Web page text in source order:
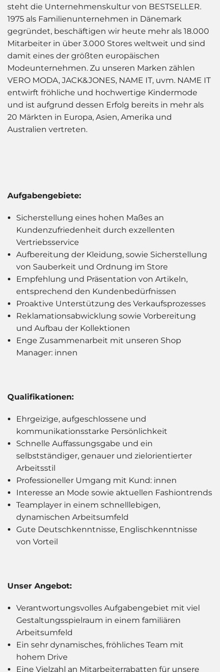
steht die Unternehmenskultur von BESTSELLER.
1975 als Familienunternehmen in Dänemark
gegründet, beschäftigen wir heute mehr als 18.000
Mitarbeiter in über 3.000 Stores weltweit und sind
damit eines der größten europäischen
Modeunternehmen. Zu unseren Marken zählen
VERO MODA, JACK&JONES, NAME IT, uvm. NAME IT
entwirft fröhliche und hochwertige Kindermode
und ist aufgrund dessen Erfolg bereits in mehr als
20 Märkten in Europa, Asien, Amerika und
Australien vertreten.
Aufgabengebiete:
Sicherstellung eines hohen Maßes an
Kundenzufriedenheit durch exzellenten
Vertriebsservice
Aufbereitung der Kleidung, sowie Sicherstellung
von Sauberkeit und Ordnung im Store
Empfehlung und Präsentation von Artikeln,
entsprechend den Kundenbedürfnissen
Proaktive Unterstützung des Verkaufsprozesses
Reklamationsabwicklung sowie Vorbereitung
und Aufbau der Kollektionen
Enge Zusammenarbeit mit unseren Shop
Manager: innen
Qualifikationen:
Ehrgeizige, aufgeschlossene und
kommunikationsstarke Persönlichkeit
Schnelle Auffassungsgabe und ein
selbstständiger, genauer und zielorientierter
Arbeitsstil
Professioneller Umgang mit Kund: innen
Interesse an Mode sowie aktuellen Fashiontrends
Teamplayer in einem schnelllebigen,
dynamischen Arbeitsumfeld
Gute Deutschkenntnisse, Englischkenntnisse
von Vorteil
Unser Angebot:
Verantwortungsvolles Aufgabengebiet mit viel
Gestaltungsspielraum in einem familiären
Arbeitsumfeld
Ein sehr dynamisches, fröhliches Team mit
hohem Drive
Eine Vielzahl an Mitarbeiterrabatten für unsere